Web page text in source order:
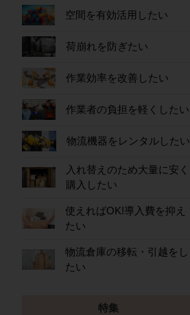
空間を有効活用したい
荷崩れを防ぎたい
作業効率を改善したい
作業者の負担を軽くしたい
物流機器をレンタルしたい
入れ替えのため大量に安く
購入したい
使えればOK!導入費を抑え
たい
物流倉庫の移転・引越をし
たい
特集